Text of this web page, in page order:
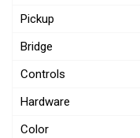
Pickup
Bridge
Controls
Hardware
Color